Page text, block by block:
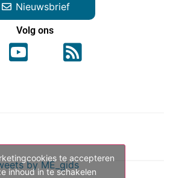
Nieuwsbrief
Volg ons
by ME_gids
te accepteren
inhoud in te schakelen